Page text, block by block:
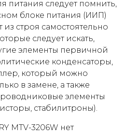
питания следует помнить,
блоке питания (ИИП)
из строя самостоятельно
следует искать,
элементы первичной
конденсаторы,
который можно
в замене, а также
элементы
стабилитроны).
MTV-3206W нет